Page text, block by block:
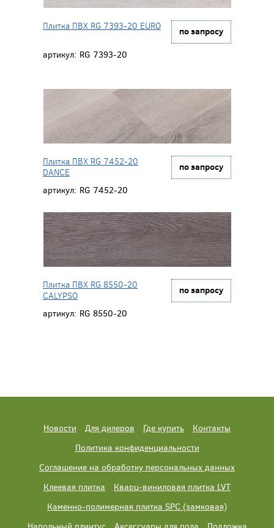
Плитка ПВХ RG 7393-20 EURO по запросу
артикул: RG 7393-20
Плитка ПВХ RG 7452-20
DANCE
по запросу
артикул: RG 7452-20
Плитка ПВХ RG 8550-20
CALYPSO
по запросу
артикул: RG 8550-20
Новости Для дилеров Где купить
Контакты
Политика конфиденциальности
Соглашение на обработку персональных данных
Клеевая плитка
Кварц-виниловая плитка LVT
Каменно-полимерная плитка SPC (замковая)